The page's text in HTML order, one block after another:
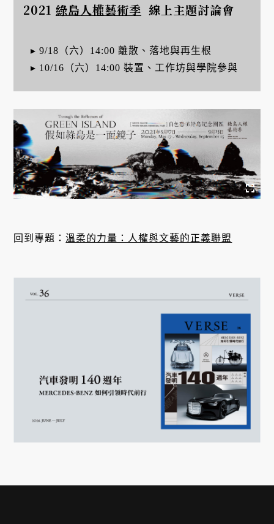
2021 綠島人權藝術季 線上主題討論會
▸ 9/18（六）14:00 離散、落地與再生根
▸ 10/16（六）14:00 裝置、工作坊與學院參與
回到專題：溫柔的力量：人權與文藝的正義聯盟